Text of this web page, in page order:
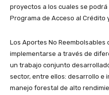
proyectos a los cuales se
Programa de Acceso al Crédito
Los Aportes No
implementarse a través de
un trabajo conjunto
sector, entre ellos: desarrollo e
manejo forestal de alto